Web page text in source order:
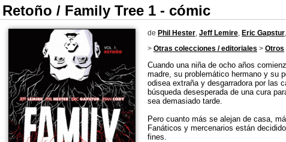
Retoño / Family Tree 1 - cómic
de Phil Hester, Jeff Lemire, Eric Gapstur,
> Otras colecciones / editoriales > Otros
Cuando una niña de ocho años
madre, su problemático hermano y su
odisea extraña y desgarradora por las
búsqueda desesperada de una cura
sea demasiado tarde.
Pero cuanto más se alejan de casa,
Fanáticos y mercenarios están
fines.